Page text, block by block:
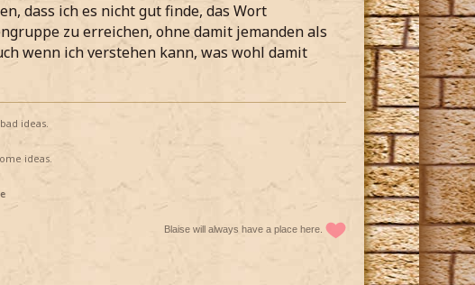
dass ich es nicht gut finde, das Wort
zu erreichen, ohne damit jemanden als
wenn ich verstehen kann, was wohl damit
ideas.
ideas.
Blaise will always have a place here.